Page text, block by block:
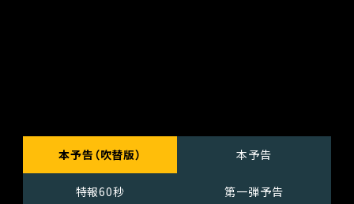
本予告（吹替版） 本予告
特報60秒 第一弾予告